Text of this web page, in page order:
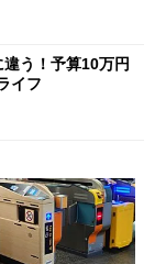
違う！予算10万円
イフ